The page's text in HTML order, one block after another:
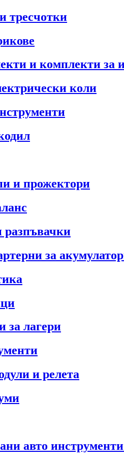
тресчотки
и комплекти за
коли
и прожектори
за
за лагери
и релета
авто